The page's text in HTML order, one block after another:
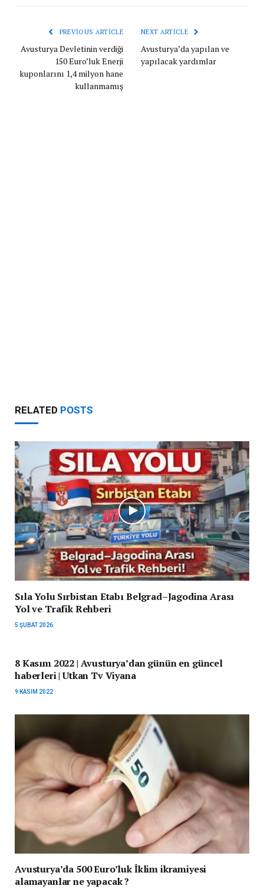
PREVIOUS ARTICLE
Avusturya Devletinin verdiği
150 Euro’luk Enerji
kuponlarını 1,4 milyon hane
kullanmamış
NEXT ARTICLE
Avusturya’da yapılan ve
yapılacak yardımlar
RELATED POSTS
Sıla Yolu Sırbistan Etabı Belgrad–Jagodina Arası
Yol ve Trafik Rehberi
5 ŞUBAT 2026
8 Kasım 2022 | Avusturya’dan günün en güncel
haberleri | Utkan Tv Viyana
9 KASIM 2022
Avusturya’da 500 Euro’luk İklim ikramiyesi
alamayanlar ne yapacak ?